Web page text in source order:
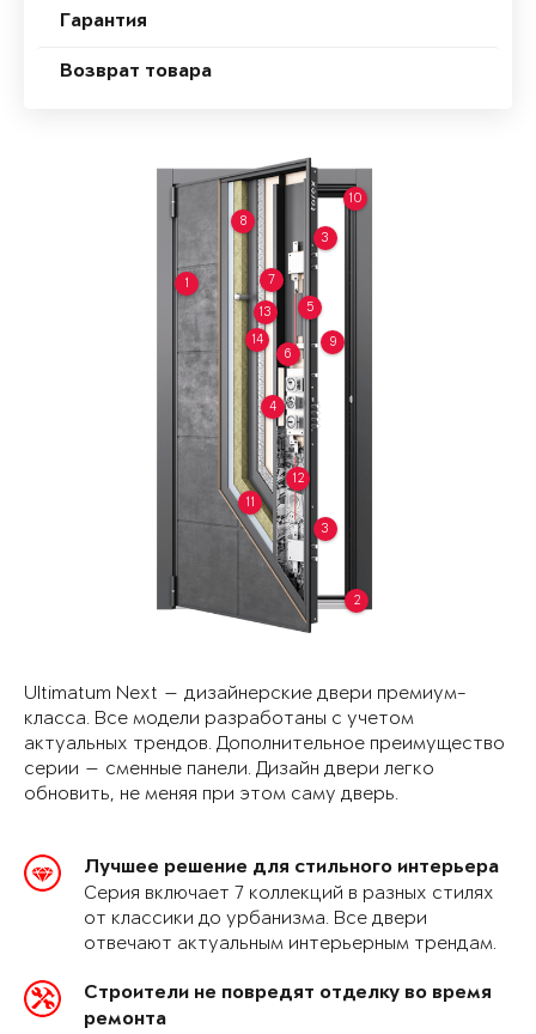
Гарантия
Возврат товара
1
2
3
3
4
5
6
7
8
9
10
11
12
13
14
Ultimatum Next — дизайнерские двери премиум-
класса. Все модели разработаны с учетом
актуальных трендов. Дополнительное преимущество
серии — сменные панели. Дизайн двери легко
обновить, не меняя при этом саму дверь.
Лучшее решение для стильного интерьера
Серия включает 7 коллекций в разных стилях
от классики до урбанизма. Все двери
отвечают актуальным интерьерным трендам.
Строители не повредят отделку во время
ремонта